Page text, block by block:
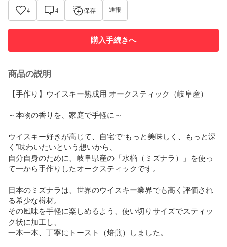
4 4 保存 通報
購入手続きへ
商品の説明
【手作り】ウイスキー熟成用 オークスティック（岐阜産）
～本物の香りを、家庭で手軽に～
ウイスキー好きが高じて、自宅で“もっと美味しく、もっと深
く”味わいたいという想いから、
自分自身のために、岐阜県産の「水楢（ミズナラ）」を使っ
て一から手作りしたオークスティックです。
日本のミズナラは、世界のウイスキー業界でも高く評価され
る希少な樽材。
その風味を手軽に楽しめるよう、使い切りサイズでスティッ
ク状に加工し、
一本一本、丁寧にトースト（焙煎）しました。